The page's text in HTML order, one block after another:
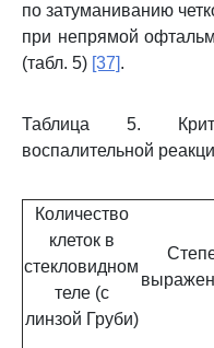
по затуманиванию
при непрямой
(табл. 5) [37].
Таблица 5.
воспалительной
Количество
клеток в
стекловидном
теле (с
линзой Груби)